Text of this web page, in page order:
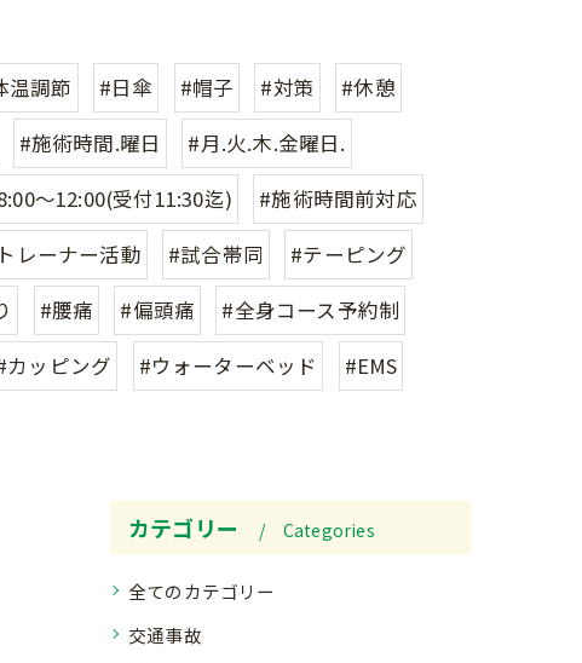
温調節 #日傘 #帽子 #対策
#休憩
#施術時間.曜日
#月.火.木.金曜日.
〜12:00(受付11:30迄)
#施術時間前対応
レーナー活動 #試合帯同
#テーピング
#腰痛 #偏頭痛
#全身コース予約制
カッピング #ウォーターベッド
#EMS
カテゴリー Categories
全てのカテゴリー
交通事故